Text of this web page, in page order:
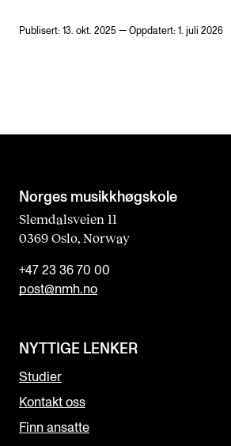
Publisert: 13. okt. 2025 — Oppdatert: 1. juli 2026
Norges musikk­høgskole
Slemdalsveien 11
0369 Oslo, Norway
+47 23 36 70 00
post@nmh.no
NYTTIGE LENKER
Studier
Kontakt oss
Finn ansatte